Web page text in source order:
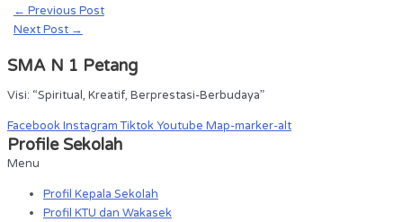
← Previous Post
Next Post →
SMA N 1 Petang
Visi: “Spiritual, Kreatif, Berprestasi-Berbudaya”
FacebookInstagram TiktokYoutube Map-marker-alt
Profile Sekolah
Menu
Profil Kepala Sekolah
Profil KTU dan Wakasek